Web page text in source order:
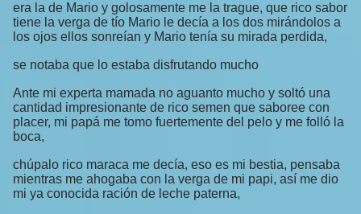
era la de Mario y golosamente me la trague, que rico sabor
tiene la verga de tío Mario le decía a los dos mirándolos a
los ojos ellos sonreían y Mario tenía su mirada perdida,
se notaba que lo estaba disfrutando mucho
Ante mi experta mamada no aguanto mucho y soltó una
cantidad impresionante de rico semen que saboree con
placer, mi papá me tomo fuertemente del pelo y me folló la
boca,
chúpalo rico maraca me decía, eso es mi bestia, pensaba
mientras me ahogaba con la verga de mi papi, así me dio
mi ya conocida ración de leche paterna,